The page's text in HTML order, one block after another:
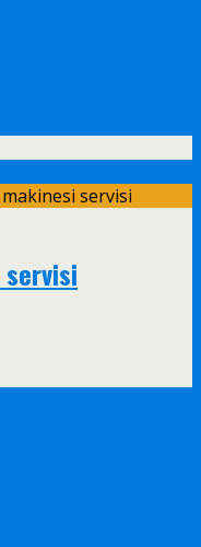
servisi
servisi